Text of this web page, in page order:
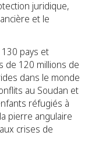
juridique,
et le
pays et
de 120 millions de
dans le monde
au Soudan et
réfugiés à
pierre angulaire
crises de